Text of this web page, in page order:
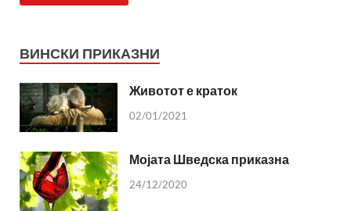
ВИНСКИ ПРИКАЗНИ
Животот е краток
02/01/2021
Мојата Шведска приказна
24/12/2020